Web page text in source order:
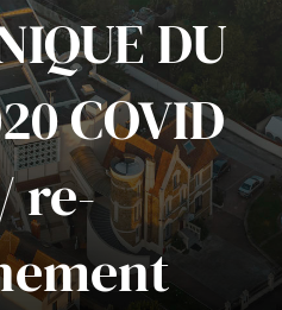
DU
COVID
re-